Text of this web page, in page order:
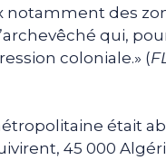
des
qui,
coloniale.» (
était
45 000